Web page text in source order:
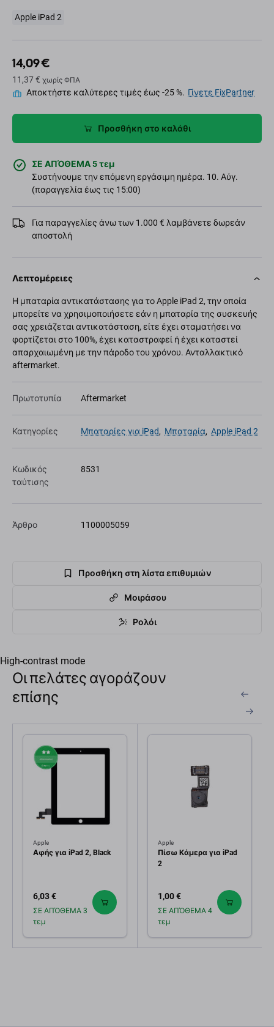
Apple iPad 2
14,09 €
11,37 € χωρίς ΦΠΑ
Αποκτήστε καλύτερες τιμές έως -25 %. Γίνετε FixPartner
Προσθήκη στο καλάθι
ΣΕ ΑΠΌΘΕΜΑ 5 τεμ
Συστήνουμε την επόμενη εργάσιμη ημέρα. 10. Αύγ.
(παραγγελία έως τις 15:00)
Για παραγγελίες άνω των 1.000 € λαμβάνετε δωρεάν
αποστολή
Λεπτομέρειες
Η μπαταρία αντικατάστασης για το Apple iPad 2, την οποία
μπορείτε να χρησιμοποιήσετε εάν η μπαταρία της συσκευής
σας χρειάζεται αντικατάσταση, είτε έχει σταματήσει να
φορτίζεται στο 100%, έχει καταστραφεί ή έχει καταστεί
απαρχαιωμένη με την πάροδο του χρόνου. Ανταλλακτικό
aftermarket.
Πρωτοτυπία Aftermarket
Κατηγορίες Μπαταρίες για iPad, Μπαταρία, Apple iPad 2
Κωδικός
ταύτισης
8531
Άρθρο 1100005059
Προσθήκη στη λίστα επιθυμιών
Μοιράσου
Ρολόι
High-contrast mode
Οι πελάτες αγοράζουν
επίσης
Apple
Αφής για iPad 2, Black
6,03 €
ΣΕ ΑΠΌΘΕΜΑ 3
τεμ
Apple
Πίσω Κάμερα για iPad
2
1,00 €
ΣΕ ΑΠΌΘΕΜΑ 4
τεμ